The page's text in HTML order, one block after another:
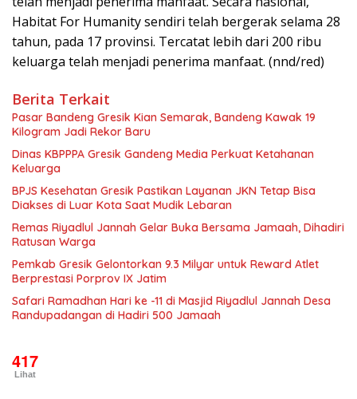
Habitat For Humanity sendiri telah bergerak selama 28
tahun, pada 17 provinsi. Tercatat lebih dari 200 ribu
keluarga telah menjadi penerima manfaat. (nnd/red)
Berita Terkait
Pasar Bandeng Gresik Kian Semarak, Bandeng Kawak 19
Kilogram Jadi Rekor Baru
Dinas KBPPPA Gresik Gandeng Media Perkuat Ketahanan
Keluarga
BPJS Kesehatan Gresik Pastikan Layanan JKN Tetap Bisa
Diakses di Luar Kota Saat Mudik Lebaran
Remas Riyadlul Jannah Gelar Buka Bersama Jamaah, Dihadiri
Ratusan Warga
Pemkab Gresik Gelontorkan 9.3 Milyar untuk Reward Atlet
Berprestasi Porprov IX Jatim
Safari Ramadhan Hari ke -11 di Masjid Riyadlul Jannah Desa
Randupadangan di Hadiri 500 Jamaah
417
Lihat